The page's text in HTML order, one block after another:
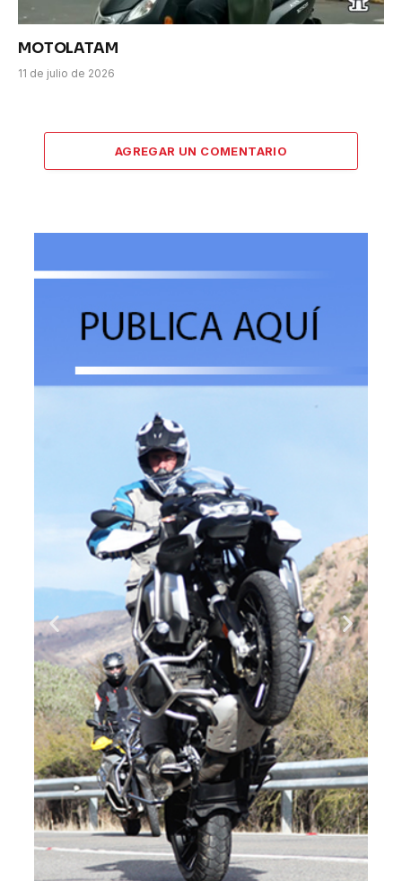
MOTOLATAM
11 de julio de 2026
AGREGAR UN COMENTARIO